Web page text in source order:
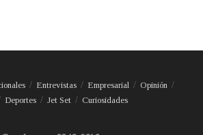
Entrevistas Empresarial
Opinión
Deportes Jet Set Curiosidades